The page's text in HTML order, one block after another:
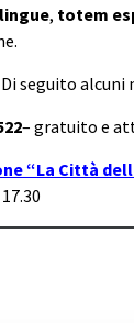
, totem
Di seguito alcuni
– gratuito e
“La Città